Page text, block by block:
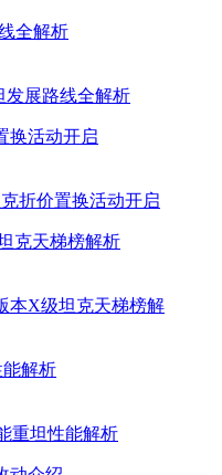
全解析
换活动开启
克天梯榜解析
能解析